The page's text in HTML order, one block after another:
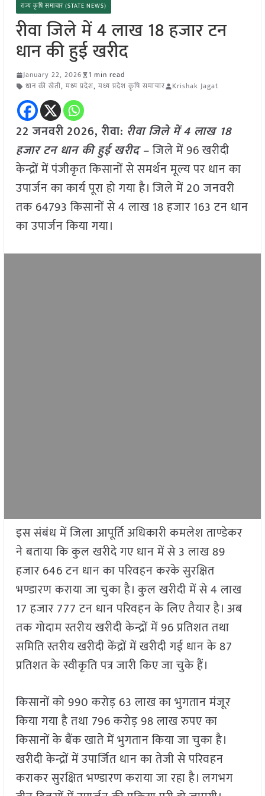
राज्य कृषि समाचार (STATE NEWS)
रीवा जिले में 4 लाख 18 हजार टन
धान की हुई खरीद
January 22, 2026
1 min read
धान की खेती, मध्य प्रदेश, मध्य प्रदेश कृषि समाचार Krishak Jagat
22 जनवरी2026,रीवा: रीवा जिले में 4 लाख 18
हजार टन धान की हुई खरीद –जिले में 96 खरीदी
केन्द्रों में पंजीकृत किसानों से समर्थन मूल्य पर धान का
उपार्जन का कार्य पूरा हो गया है। जिले में 20 जनवरी
तक 64793 किसानों से 4 लाख 18 हजार 163 टन धान
का उपार्जन किया गया।
इस संबंध में जिला आपूर्ति अधिकारी कमलेश ताण्डेकर
ने बताया कि कुल खरीदे गए धान में से 3 लाख 89
हजार 646 टन धान का परिवहन करके सुरक्षित
भण्डारण कराया जा चुका है। कुल खरीदी में से 4 लाख
17 हजार 777 टन धान परिवहन के लिए तैयार है। अब
तक गोदाम स्तरीय खरीदी केन्द्रों में 96 प्रतिशत तथा
समिति स्तरीय खरीदी केंद्रों में खरीदी गई धान के 87
प्रतिशत के स्वीकृति पत्र जारी किए जा चुके हैं।
किसानों को 990 करोड़ 63 लाख का भुगतान मंजूर
किया गया है तथा 796 करोड़ 98 लाख रुपए का
किसानों के बैंक खाते में भुगतान किया जा चुका है।
खरीदी केन्द्रों में उपार्जित धान का तेजी से परिवहन
कराकर सुरक्षित भण्डारण कराया जा रहा है। लगभग